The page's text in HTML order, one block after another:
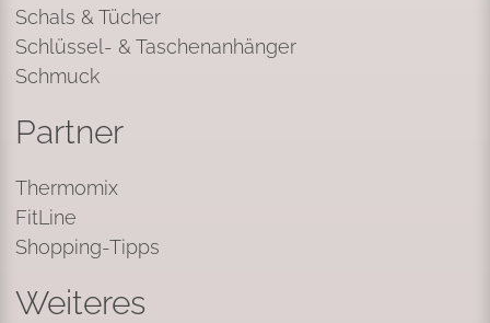
Schals & Tücher
Schlüssel- & Taschenanhänger
Schmuck
Partner
Thermomix
FitLine
Shopping-Tipps
Weiteres